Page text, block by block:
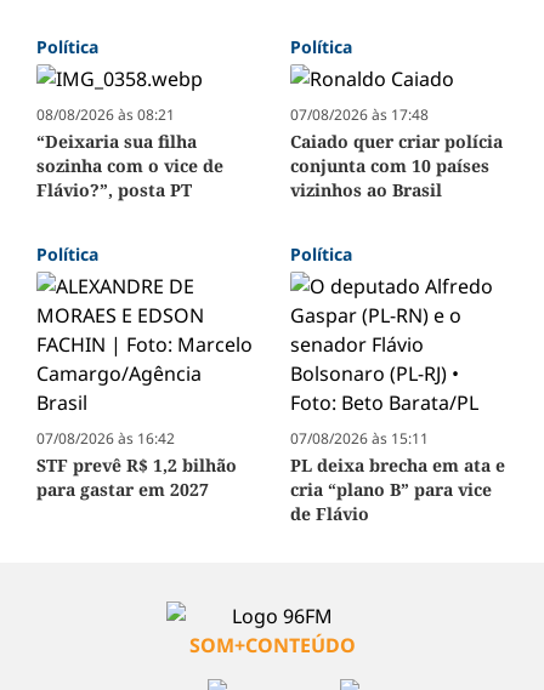
Política
08/08/2026 às 08:21
“Deixaria sua filha
sozinha com o vice de
Flávio?”, posta PT
Política
07/08/2026 às 17:48
Caiado quer criar polícia
conjunta com 10 países
vizinhos ao Brasil
Política
07/08/2026 às 16:42
STF prevê R$ 1,2 bilhão
para gastar em 2027
Política
07/08/2026 às 15:11
PL deixa brecha em ata e
cria “plano B” para vice
de Flávio
SOM+CONTEÚDO